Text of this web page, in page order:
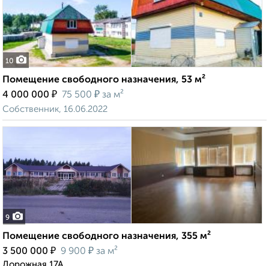
10
Помещение свободного назначения, 53 м²
4 000 000 ₽ 75 500 ₽ за м²
Собственник, 16.06.2022
9
Помещение свободного назначения, 355 м²
3 500 000 ₽ 9 900 ₽ за м²